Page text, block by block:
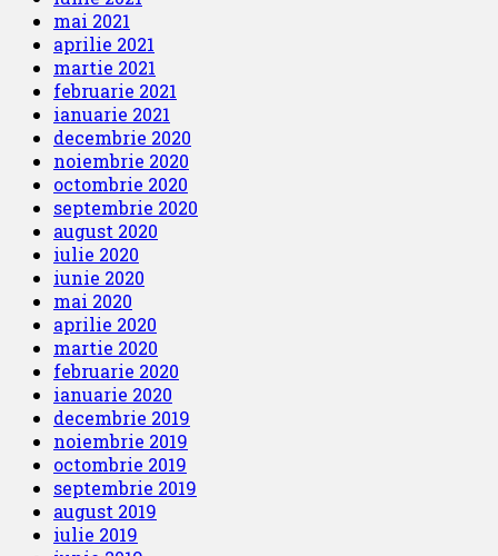
mai 2021
aprilie 2021
martie 2021
februarie 2021
ianuarie 2021
decembrie 2020
noiembrie 2020
octombrie 2020
septembrie 2020
august 2020
iulie 2020
iunie 2020
mai 2020
aprilie 2020
martie 2020
februarie 2020
ianuarie 2020
decembrie 2019
noiembrie 2019
octombrie 2019
septembrie 2019
august 2019
iulie 2019